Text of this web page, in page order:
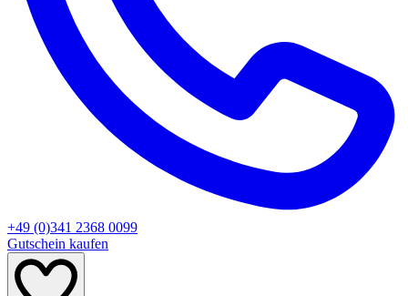
+49 (0)341 2368 0099
Gutschein kaufen